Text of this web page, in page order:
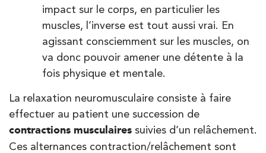
impact sur le corps, en particulier les
muscles, l’inverse est tout aussi vrai. En
agissant consciemment sur les muscles, on
va donc pouvoir amener une détente à la
fois physique et mentale.
La relaxation neuromusculaire consiste à faire
effectuer au patient une succession de
contractions musculaires suivies d’un relâchement.
Ces alternances contraction/relâchement sont
IK Boulogne – 92
3 Av. André Morizet 92100 Boulogne-
Billancourt
Billancourt
PRENDRE RDV
PRENDRE RDV
Kinésithérapie